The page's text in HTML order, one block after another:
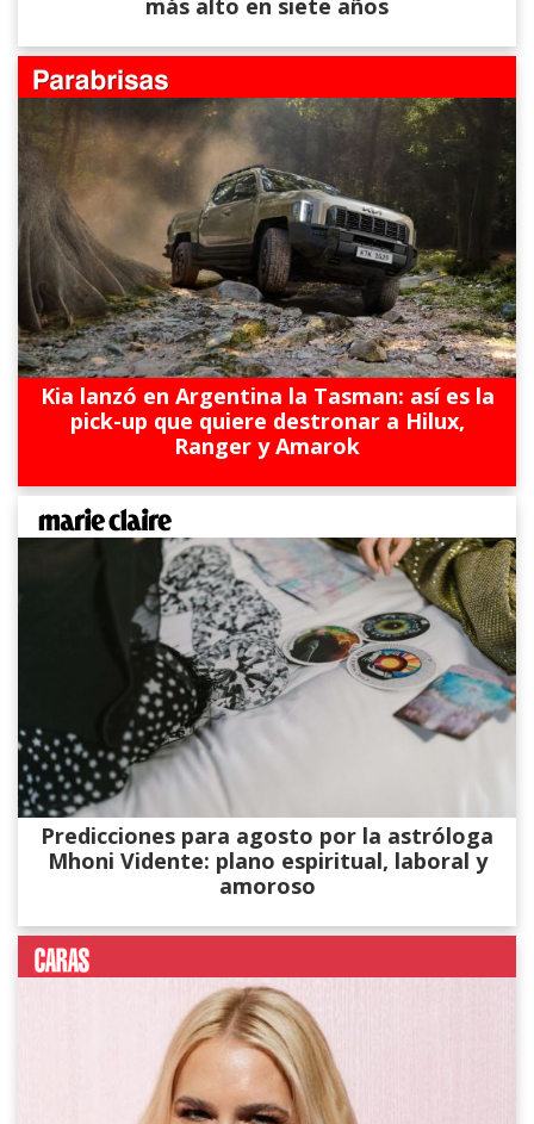
Kia lanzó en Argentina la Tasman: así es la
pick-up que quiere destronar a Hilux,
Ranger y Amarok
Predicciones para agosto por la astróloga
Mhoni Vidente: plano espiritual, laboral y
amoroso